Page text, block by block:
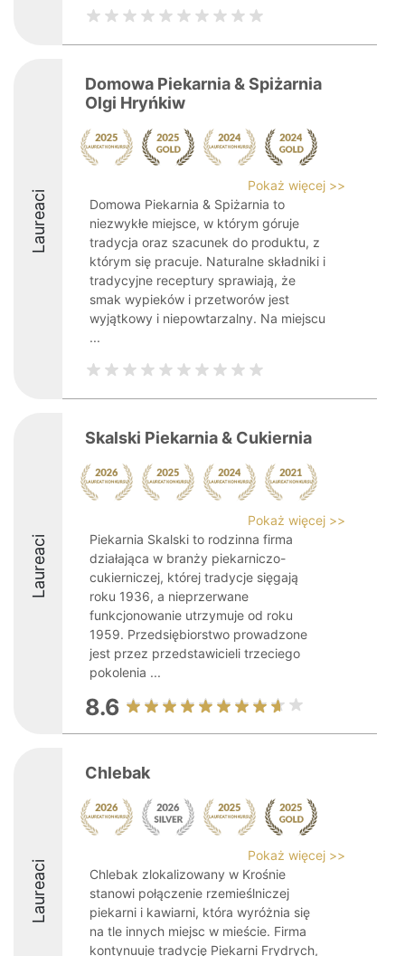
Laureaci
Domowa Piekarnia & Spiżarnia
Olgi Hryńkiw
Pokaż więcej >>
Domowa Piekarnia & Spiżarnia to
niezwykłe miejsce, w którym góruje
tradycja oraz szacunek do produktu, z
którym się pracuje. Naturalne składniki i
tradycyjne receptury sprawiają, że
smak wypieków i przetworów jest
wyjątkowy i niepowtarzalny. Na miejscu
...
Laureaci
Skalski Piekarnia & Cukiernia
Pokaż więcej >>
Piekarnia Skalski to rodzinna firma
działająca w branży piekarniczo-
cukierniczej, której tradycje sięgają
roku 1936, a nieprzerwane
funkcjonowanie utrzymuje od roku
1959. Przedsiębiorstwo prowadzone
jest przez przedstawicieli trzeciego
pokolenia ...
8.6
Laureaci
Chlebak
Pokaż więcej >>
Chlebak zlokalizowany w Krośnie
stanowi połączenie rzemieślniczej
piekarni i kawiarni, która wyróżnia się
na tle innych miejsc w mieście. Firma
kontynuuje tradycję Piekarni Frydrych,